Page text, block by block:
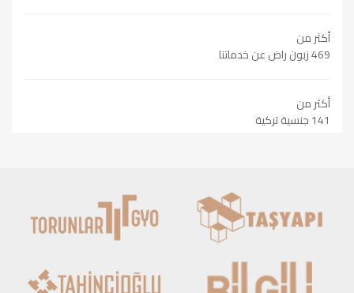
أكثر من
469 زبون راض عن خدماتنا
أكثر من
141 جنسية تركية